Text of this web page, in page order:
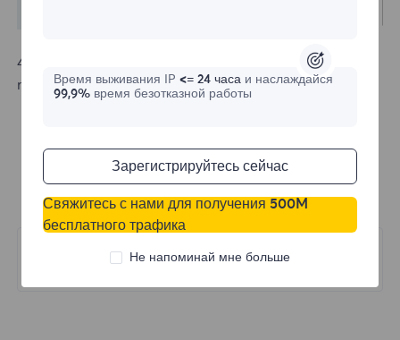
4.Open a new window to check the IP and verify if it
matches the assigned proxy.
Время выживания IP <= 24 часа и наслаждайся
99,9%время безотказной работы
Зарегистрируйтесь сейчас
Свяжитесь с нами для получения 500M
бесплатного трафика
Не напоминай мне больше